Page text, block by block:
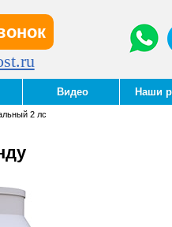
Видео Наши
2 лс